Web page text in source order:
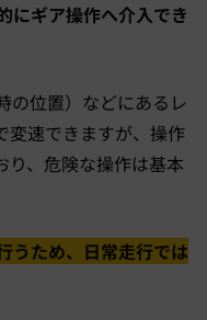
にギア操作へ介入でき
の位置）などにあるレ
変速できますが、操作
り、危険な操作は基本
うため、日常走行では